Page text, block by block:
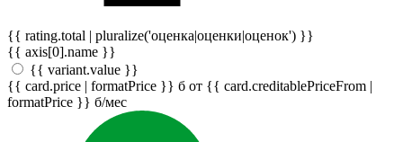
{{ rating.total | pluralize('оценка|оценки|оценок') }}
{{ axis[0].name }}
{{ variant.value }}
{{ card.price | formatPrice }} б от {{ card.creditablePriceFrom |
formatPrice }} б/мес